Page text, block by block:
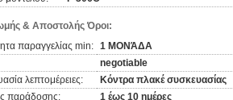
& Αποστολής Όροι:
παραγγελίας min: 1 ΜΟΝΆΔΑ
negotiable
λεπτομέρειες:
Κόντρα πλακέ συσκευασίας
παράδοσης:
1 έως 10 ημέρες